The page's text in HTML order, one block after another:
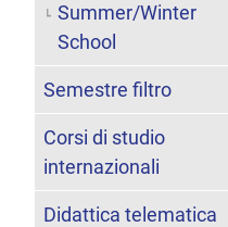
Summer/Winter
School
Semestre filtro
Corsi di studio
internazionali
Didattica telematica